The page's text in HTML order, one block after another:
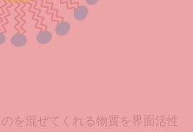
を混ぜてくれる物質を界面活性